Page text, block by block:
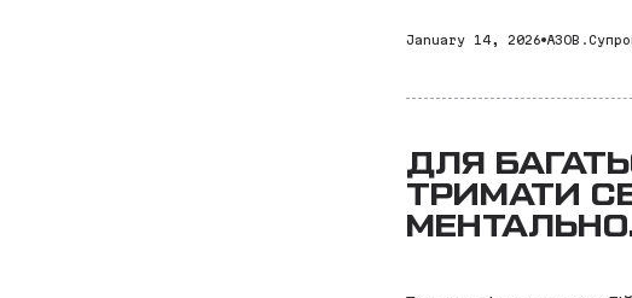
January 14, 2026
ДЛЯ
ТРИМАТИ